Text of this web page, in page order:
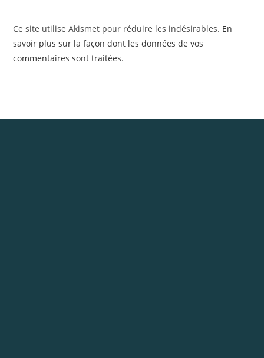
Ce site utilise Akismet pour réduire les indésirables. En
savoir plus sur la façon dont les données de vos
commentaires sont traitées.